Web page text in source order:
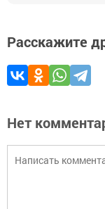
Расскажите
Нет